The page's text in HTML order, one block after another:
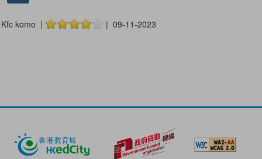
Kfc komo | | 09-11-2023